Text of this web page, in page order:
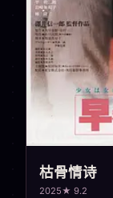
枯骨情诗
2025★ 9.2